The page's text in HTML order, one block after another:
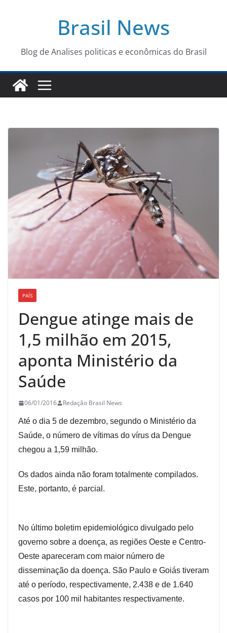
conteúdo
Brasil News
Blog de Analises politicas e econômicas do Brasil
PAÍS
Dengue atinge mais de
1,5 milhão em 2015,
aponta Ministério da
Saúde
06/01/2016 Redação Brasil News
Até o dia 5 de dezembro, segundo o Ministério da
Saúde, o número de vítimas do vírus da Dengue
chegou a 1,59 milhão.
Os dados ainda não foram totalmente compilados.
Este, portanto, é parcial.
No último boletim epidemiológico divulgado pelo
governo sobre a doença, as regiões Oeste e Centro-
Oeste apareceram com maior número de
disseminação da doença. São Paulo e Goiás tiveram
até o período, respectivamente, 2.438 e de 1.640
casos por 100 mil habitantes respectivamente.